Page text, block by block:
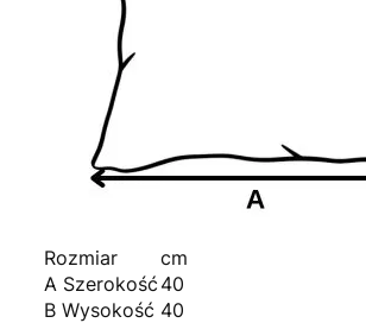
Rozmiar
cm
A Szerokość 40
B Wysokość 40